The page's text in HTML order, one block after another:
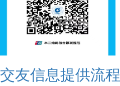
交友信息提供流程